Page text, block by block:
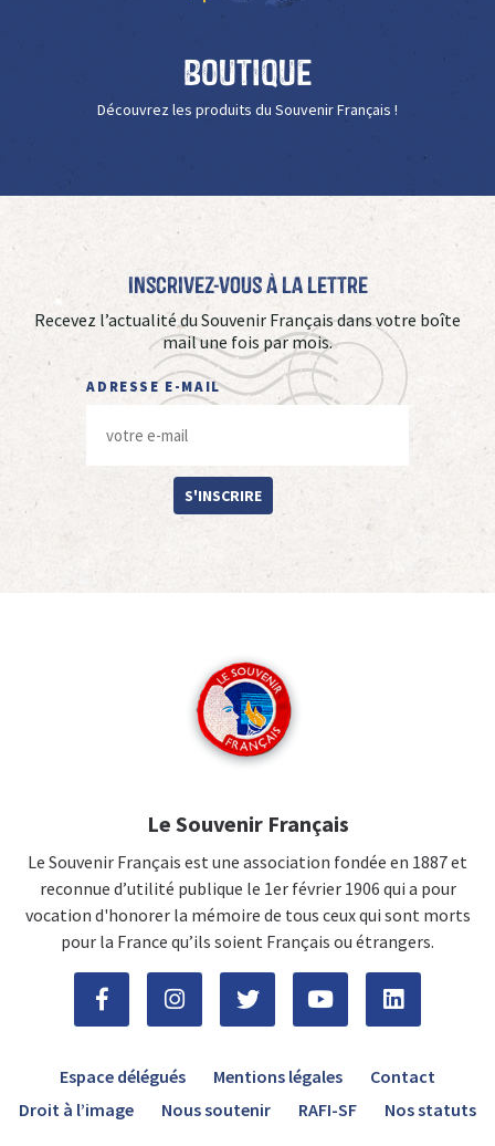
Boutique
Découvrez les produits du Souvenir Français !
Inscrivez-vous à La Lettre
Recevez l’actualité du Souvenir Français dans votre boîte
mail une fois par mois.
ADRESSE E-MAIL
S'INSCRIRE
Le Souvenir Français
Le Souvenir Français est une association fondée en 1887 et
reconnue d’utilité publique le 1er février 1906 qui a pour
vocation d'honorer la mémoire de tous ceux qui sont morts
pour la France qu’ils soient Français ou étrangers.
Espace délégués Mentions légales
Contact
Droit à l’image
Nous soutenir RAFI-SF Nos statuts